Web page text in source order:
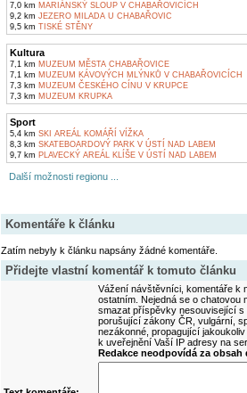
7,0 km MARIÁNSKÝ SLOUP V CHABAŘOVICÍCH
9,2 km JEZERO MILADA U CHABAŘOVIC
9,5 km TISKÉ STĚNY
Kultura
7,1 km MUZEUM MĚSTA CHABAŘOVICE
7,1 km MUZEUM KÁVOVÝCH MLÝNKŮ V CHABAŘOVICÍCH
7,3 km MUZEUM ČESKÉHO CÍNU V KRUPCE
7,3 km MUZEUM KRUPKA
Sport
5,4 km SKI AREÁL KOMÁŘÍ VÍŽKA
8,3 km SKATEBOARDOVÝ PARK V ÚSTÍ NAD LABEM
9,7 km PLAVECKÝ AREÁL KLÍŠE V ÚSTÍ NAD LABEM
Další možnosti regionu ...
Komentáře k článku
Zatím nebyly k článku napsány žádné komentáře.
Přidejte vlastní komentář k tomuto článku
Vážení návštěvníci, komentáře k
ostatním. Nejedná se o
smazat příspěvky nesouvisející
porušující zákony ČR, vulgární,
nezákonné, propagující
k uveřejnění Vaší IP adresy na
Redakce neodpovídá za